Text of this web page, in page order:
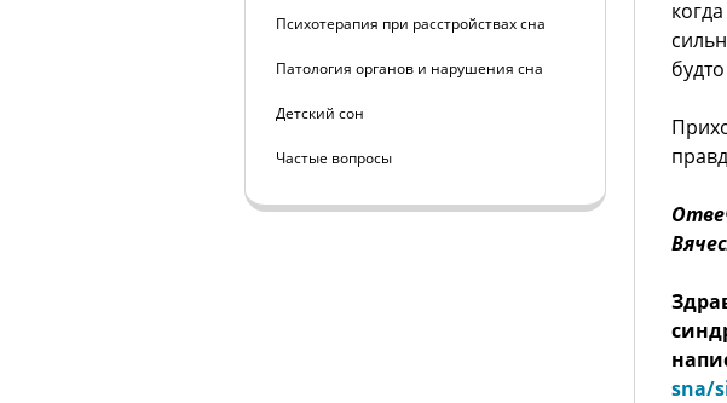
sna/
Психотерапия при расстройствах сна
Патология органов и нарушения сна
Детский сон
Частые вопросы